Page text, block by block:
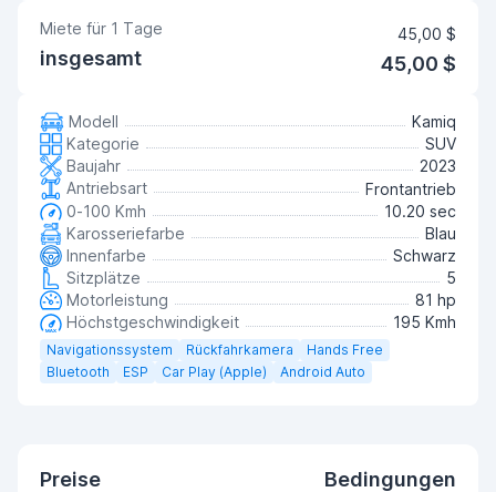
Miete für 1 Tage 45,00 $
insgesamt 45,00 $
Modell
Kamiq
Kategorie
SUV
Baujahr
2023
Antriebsart
Frontantrieb
0-100 Kmh
10.20 sec
Karosseriefarbe
Blau
Innenfarbe
Schwarz
Sitzplätze
5
Motorleistung
81 hp
Höchstgeschwindigkeit
195 Kmh
Navigationssystem Rückfahrkamera
Hands Free
Bluetooth
ESP Car Play (Apple) Android Auto
Preise Bedingungen